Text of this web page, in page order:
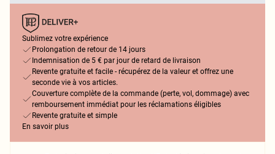
Sublimez votre expérience
Prolongation de retour de 14 jours
Indemnisation de 5 € par jour de retard de livraison
Revente gratuite et facile - récupérez de la valeur et offrez une
seconde vie à vos articles.
Couverture complète de la commande (perte, vol, dommage) avec
remboursement immédiat pour les réclamations éligibles
Revente gratuite et simple
En savoir plus